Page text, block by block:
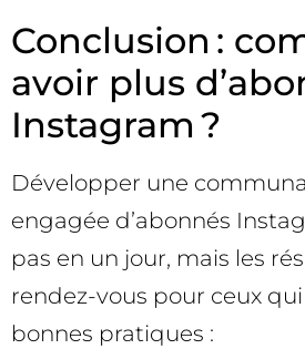
Conclusion :
avoir plus
Instagram ?
Développer une
engagée d’abonnés
pas en un jour, mais les
rendez-vous pour ceux
bonnes pratiques :